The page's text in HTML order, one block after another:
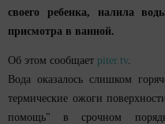
своего ребенка, налила
присмотра в ванной.
Об этом сообщает piter.tv.
Вода оказалось слишком
термические ожоги
помощь" в срочном